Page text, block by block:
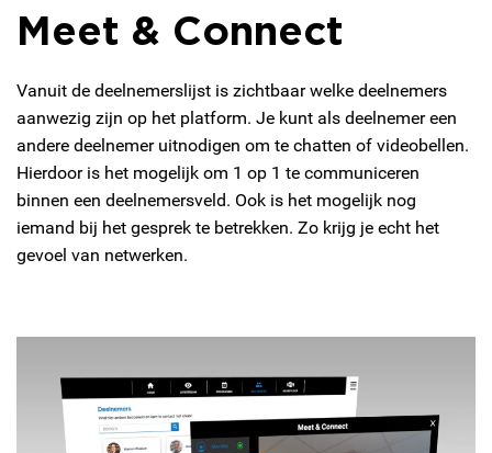
Meet & Connect
Vanuit de deelnemerslijst is zichtbaar welke deelnemers
aanwezig zijn op het platform. Je kunt als deelnemer een
andere deelnemer uitnodigen om te chatten of videobellen.
Hierdoor is het mogelijk om 1 op 1 te communiceren
binnen een deelnemersveld. Ook is het mogelijk nog
iemand bij het gesprek te betrekken. Zo krijg je echt het
gevoel van netwerken.